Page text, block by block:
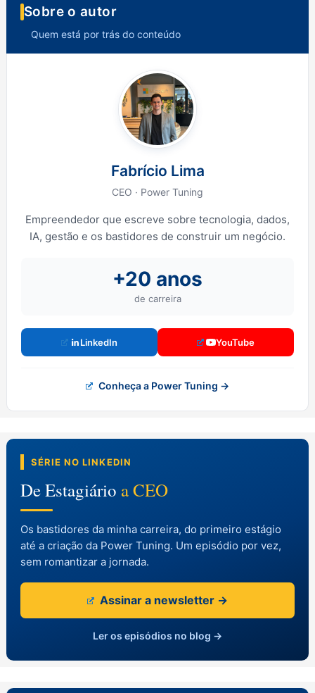
Sobre o autor
Quem está por trás do conteúdo
Fabrício Lima
CEO · Power Tuning
Empreendedor que escreve sobre tecnologia, dados,
IA, gestão e os bastidores de construir um negócio.
+20 anos
de carreira
LinkedIn YouTube
Conheça a Power Tuning →
SÉRIE NO LINKEDIN
De Estagiário a CEO
Os bastidores da minha carreira, do primeiro estágio
até a criação da Power Tuning. Um episódio por vez,
sem romantizar a jornada.
Assinar a newsletter →
Ler os episódios no blog →